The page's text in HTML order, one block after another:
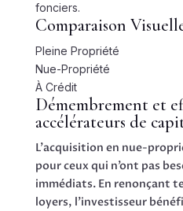
fonciers.
Comparaison
Pleine Propriété
Nue-Propriété
À Crédit
Démembrement et
accélérateurs de
L’acquisition en nue-
pour ceux qui n’ont pas
immédiats. En renonçant
loyers, l’investisseur